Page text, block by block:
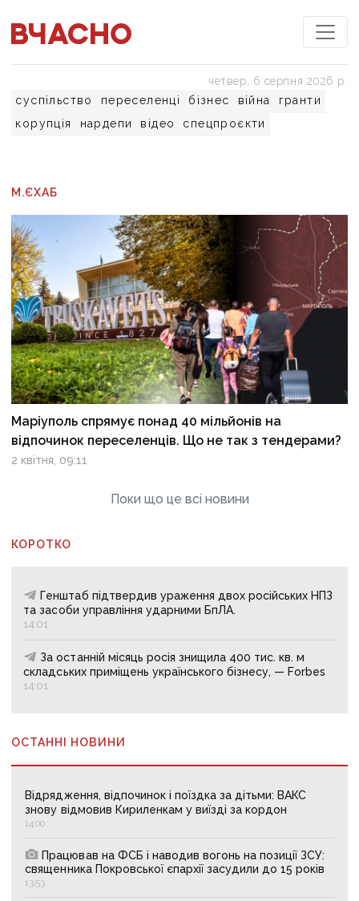
суспільство переселенці бізнес війна
гранти
корупція
нардепи відео спецпроєкти
четвер, 6 серпня 2026 р.
М.ЄХАБ
Маріуполь спрямує понад 40 мільйонів на
відпочинок переселенців. Що не так з тендерами?
2 квітня, 09:11
Поки що це всі новини
КОРОТКО
Генштаб підтвердив ураження двох російських НПЗ
та засоби управління ударними БпЛА.
14:01
За останній місяць росія знищила 400 тис. кв. м
складських приміщень українського бізнесу, — Forbes
14:01
ОСТАННІ НОВИНИ
Відрядження, відпочинок і поїздка за дітьми: ВАКС
знову відмовив Кириленкам у виїзді за кордон
14:00
Працював на ФСБ і наводив вогонь на позиції ЗСУ:
священника Покровської єпархії засудили до 15 років
13:53